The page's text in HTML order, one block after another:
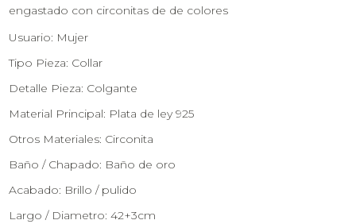
engastado con circonitas de de colores
Usuario: Mujer
Tipo Pieza: Collar
Detalle Pieza: Colgante
Material Principal: Plata de ley 925
Otros Materiales: Circonita
Baño / Chapado: Baño de oro
Acabado: Brillo / pulido
Largo / Diametro: 42+3cm